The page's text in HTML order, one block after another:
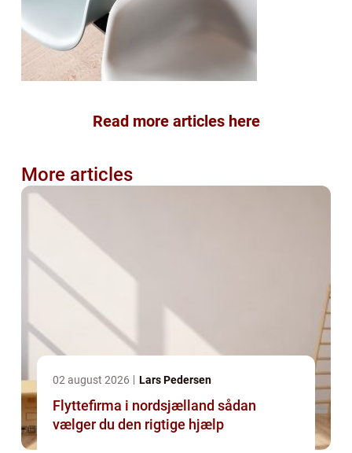
Read more articles here
More articles
02 august 2026 Lars Pedersen
Flyttefirma i nordsjælland sådan
vælger du den rigtige hjælp